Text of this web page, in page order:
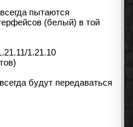
пытаются
(белый) в той
будут передаваться